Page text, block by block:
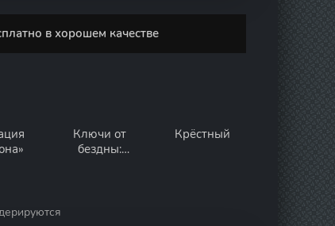
в хорошем качестве
Ключи от
бездны:
Крёстный